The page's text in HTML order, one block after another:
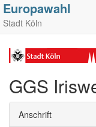
Europawahl
Stadt Köln
GGS
Anschrift